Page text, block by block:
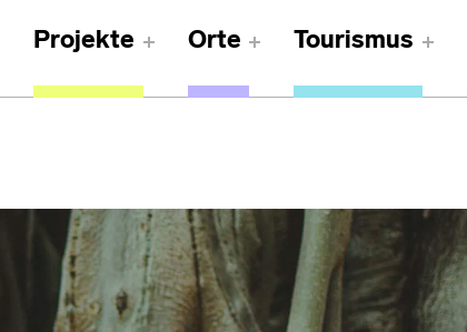
Projekte Orte Tourismus